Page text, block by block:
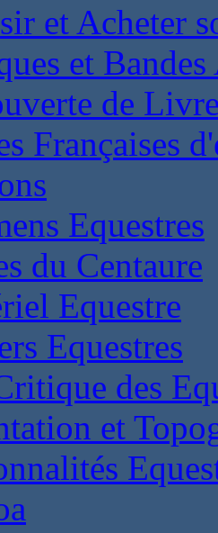
et Acheter
et
de
Françaises
Equestres
du Centaure
Equestre
Equestres
des
et